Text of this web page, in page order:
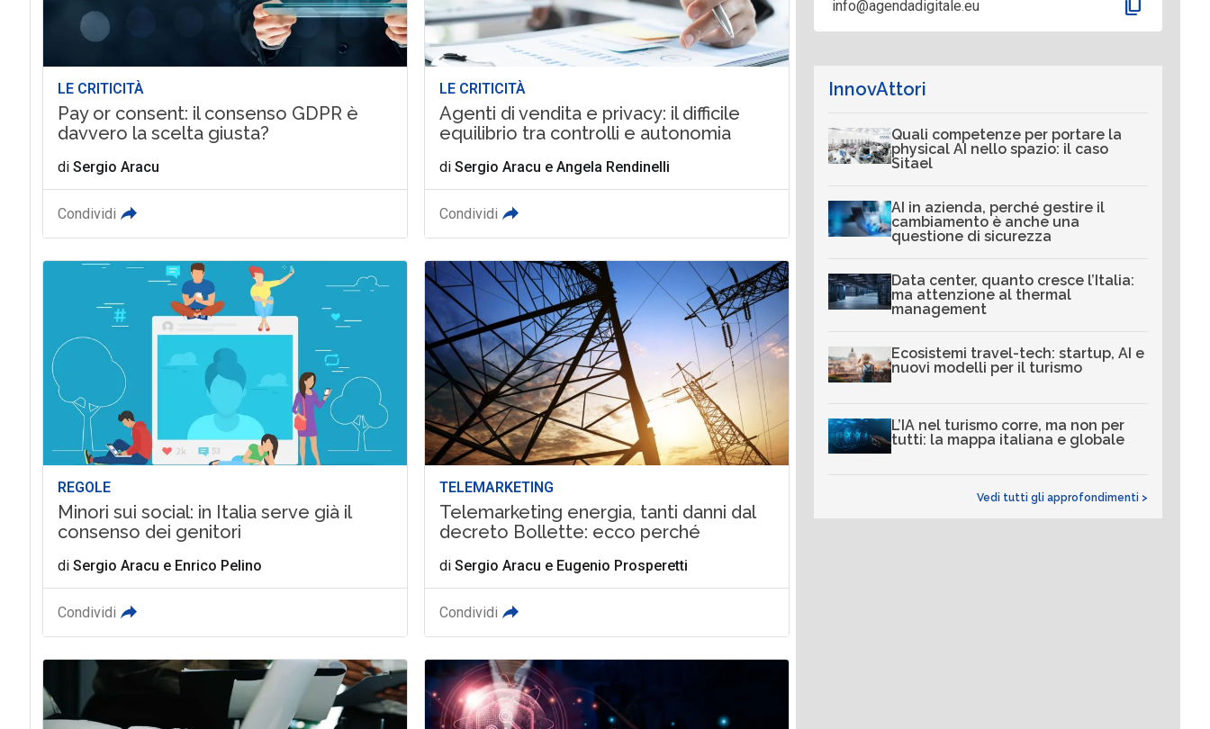
LE CRITICITÀ
Pay or consent: il consenso GDPR è
davvero la scelta giusta?
di Sergio Aracu
Condividi
LE CRITICITÀ
Agenti di vendita e privacy: il difficile
equilibrio tra controlli e autonomia
diSergio Aracu eAngela Rendinelli
Condividi
REGOLE
Minori sui social: in Italia serve già il
consenso dei genitori
di Sergio Aracu e Enrico Pelino
Condividi
TELEMARKETING
Telemarketing energia, tanti danni dal
decreto Bollette: ecco perché
diSergio Aracu e Eugenio Prosperetti
Condividi
info@agendadigitale.eu content_copy
InnovAttori
Quali competenze per portare la
physical AI nello spazio: il caso
Sitael
AI in azienda, perché gestire il
cambiamento è anche una
questione di sicurezza
Data center, quanto cresce l’Italia:
ma attenzione al thermal
management
Ecosistemi travel-tech: startup, AI e
nuovi modelli per il turismo
L’IA nel turismo corre, ma non per
tutti: la mappa italiana e globale
Vedi tutti gli approfondimenti >